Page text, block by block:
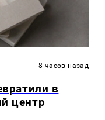
8 часов назад
в
центр